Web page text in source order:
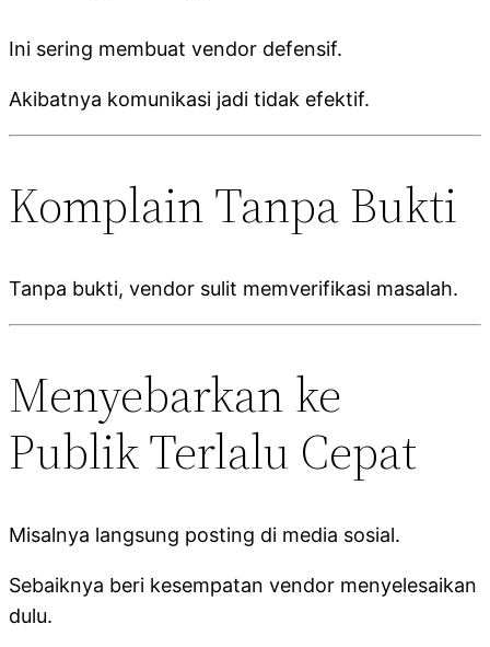
Ini sering membuat vendor defensif.
Akibatnya komunikasi jadi tidak efektif.
Komplain Tanpa Bukti
Tanpa bukti, vendor sulit memverifikasi masalah.
Menyebarkan ke
Publik Terlalu Cepat
Misalnya langsung posting di media sosial.
Sebaiknya beri kesempatan vendor menyelesaikan
dulu.